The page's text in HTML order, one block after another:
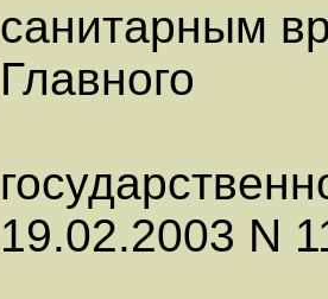
санитарным
Главного
19.02.2003 N